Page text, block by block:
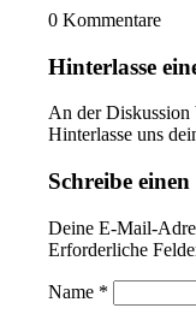
0 Kommentare
Hinterlasse
An der Diskussion
Hinterlasse uns
Schreibe
Deine E-Mail-
Erforderliche
Name *